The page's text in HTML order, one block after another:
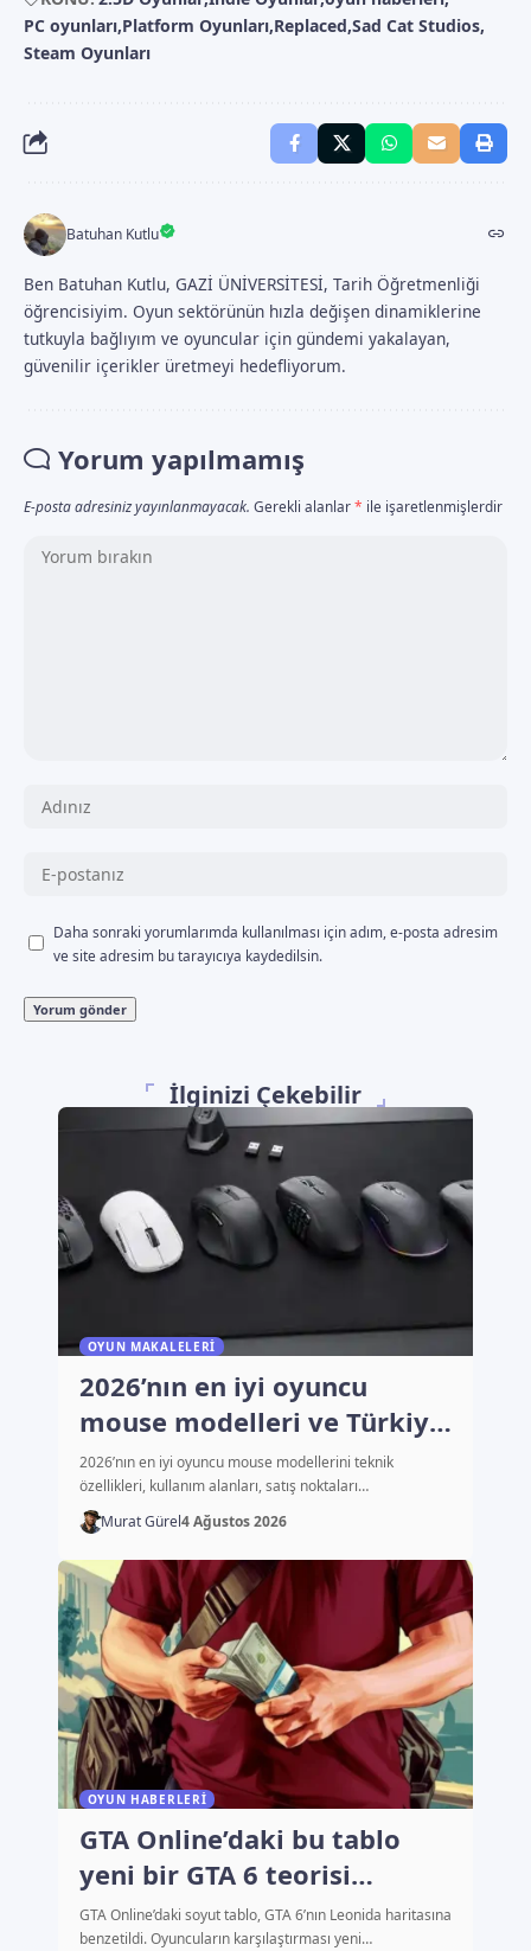
PC oyunları Platform Oyunları Replaced Sad Cat Studios
Steam Oyunları
Batuhan Kutlu
Ben Batuhan Kutlu, GAZİ ÜNİVERSİTESİ, Tarih Öğretmenliği
öğrencisiyim. Oyun sektörünün hızla değişen dinamiklerine
tutkuyla bağlıyım ve oyuncular için gündemi yakalayan,
güvenilir içerikler üretmeyi hedefliyorum.
Yorum yapılmamış
E-posta adresiniz yayınlanmayacak. Gerekli alanlar* ile işaretlenmişlerdir
Daha sonraki yorumlarımda kullanılması için adım, e-posta adresim
ve site adresim bu tarayıcıya kaydedilsin.
İlginizi Çekebilir
OYUN MAKALELERI
2026’nın en iyi oyuncu
mouse modelleri ve Türkiye
fiyatları
2026’nın en iyi oyuncu mouse modellerini teknik
özellikleri, kullanım alanları, satış noktaları…
Murat Gürel4 Ağustos 2026
OYUN HABERLERI
GTA Online’daki bu tablo
yeni bir GTA 6 teorisi
başlattı
GTA Online’daki soyut tablo, GTA 6’nın Leonida haritasına
benzetildi. Oyuncuların karşılaştırması yeni…